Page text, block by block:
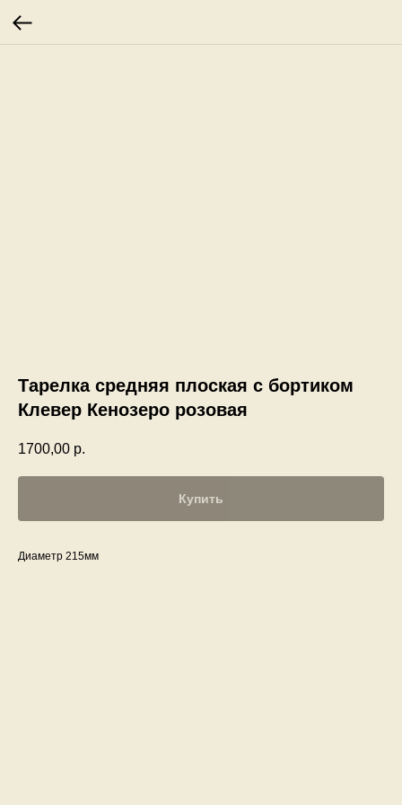
Тарелка средняя плоская с бортиком
Клевер Кенозеро розовая
1700,00 р.
Купить
Диаметр 215мм